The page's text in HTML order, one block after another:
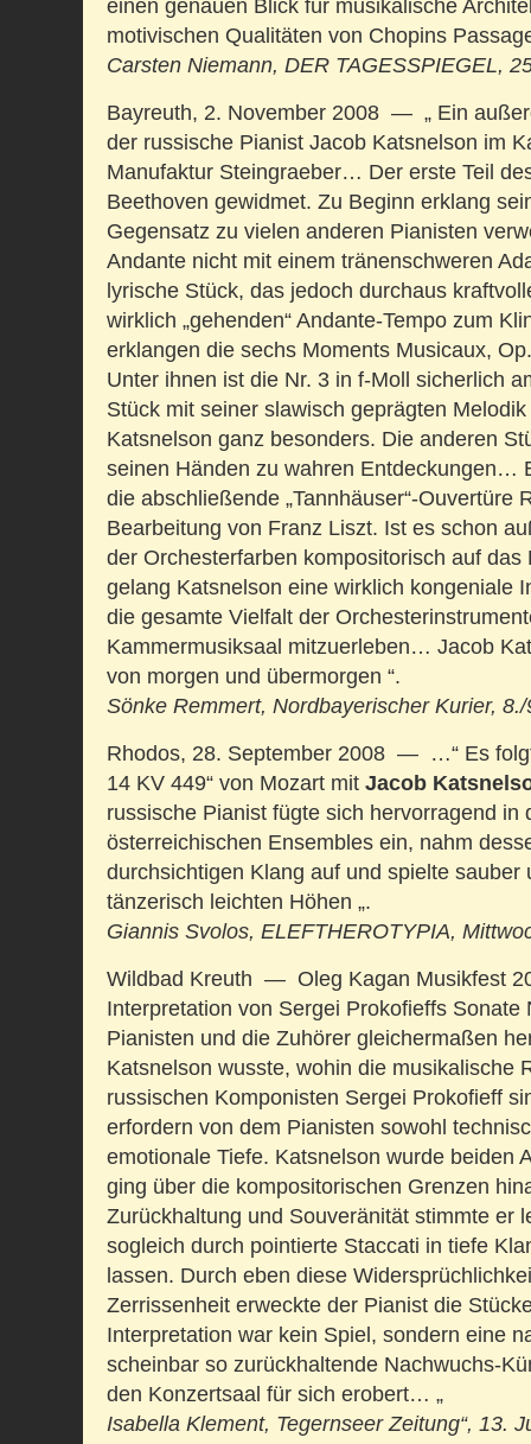
einen genauen Blick für musikalische
motivischen Qualitäten von Chopins
Carsten Niemann, DER TAGESSPIEGEL,
Bayreuth, 2. November 2008 — „ Ein
der russische Pianist Jacob Katsnelson im
Manufaktur Steingraeber… Der erste Teil
Beethoven gewidmet. Zu Beginn erklang
Gegensatz zu vielen anderen Pianisten
Andante nicht mit einem tränenschweren
lyrische Stück, das jedoch durchaus
wirklich „gehenden“ Andante-Tempo zum
erklangen die sechs Moments Musicaux,
Unter ihnen ist die Nr. 3 in f-Moll sicherlich
Stück mit seiner slawisch geprägten
Katsnelson ganz besonders. Die anderen
seinen Händen zu wahren Entdeckungen…
die abschließende „Tannhäuser“-Ouvertüre
Bearbeitung von Franz Liszt. Ist es schon
der Orches­terfarben kompositorisch auf
gelang Katsnelson eine wirklich kongeniale
die gesamte Vielfalt der
Kammermusiksaal mitzuerleben… Jacob
von morgen und übermorgen “.
Sönke Remmert, Nordbayerischer Kurier,
Rhodos, 28. September 2008 — …“ Es
14 KV 449“ von Mozart mit Jacob
russische Pianist fügte sich hervorragend in
österreichischen Ensembles ein, nahm
durchsichtigen Klang auf und spielte sauber
tänzerisch leichten Höhen „.
Giannis Svolos, ELEFTHEROTYPIA,
Wildbad Kreuth — Oleg Kagan Musikfest
Interpretation von Sergei Prokofieffs Sonate
Pianisten und die Zuhörer gleichermaßen
Katsnelson wusste, wohin die musikalische
russischen Komponisten Sergei Prokofieff
erfordern von dem Pianisten sowohl
emotionale Tiefe. Katsnelson wurde beiden
ging über die kompositorischen Grenzen
Zurückhaltung und Souveränität stimmte er
sogleich durch pointierte Staccati in tiefe
lassen. Durch eben diese
Zerrissenheit erweckte der Pianist die
Interpretation war kein Spiel, sondern eine
scheinbar so zurückhaltende Nachwuchs-
den Konzertsaal für sich erobert… „
Isabella Klement, Tegernseer Zeitung“, 13.